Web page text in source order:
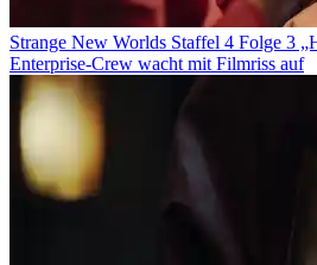
Strange New Worlds Staffel 4 Folge 3
Enterprise-Crew wacht mit Filmriss auf